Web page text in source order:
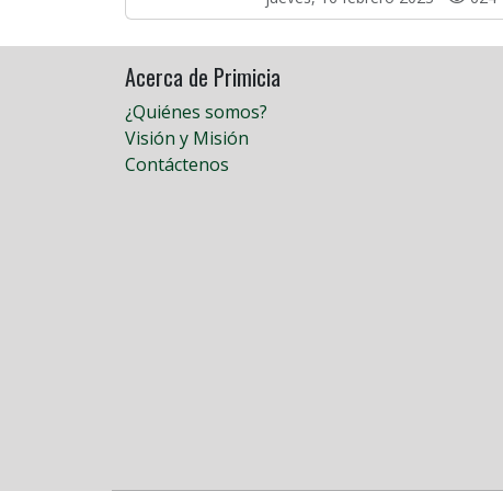
Acerca de Primicia
¿Quiénes somos?
Visión y Misión
Contáctenos